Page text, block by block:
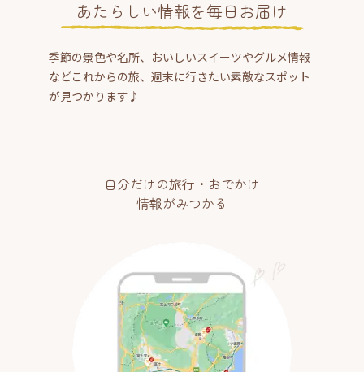
あたらしい情報を毎日お届け
季節の景色や名所、おいしいスイーツやグルメ情報
などこれからの旅、週末に行きたい素敵なスポット
が見つかります♪
自分だけの旅行・おでかけ
情報がみつかる